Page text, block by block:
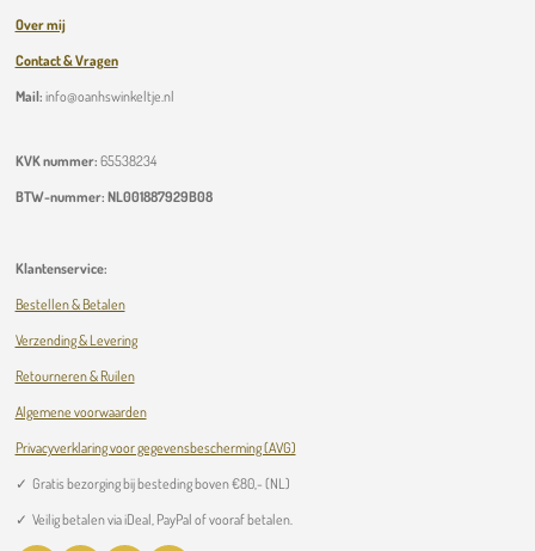
Over mij
Contact & Vragen
Mail: info@oanhswinkeltje.nl
KVK nummer: 65538234
BTW-nummer: NL001887929B08
Klantenservice:
Bestellen & Betalen
Verzending & Levering
Retourneren & Ruilen
Algemene voorwaarden
Privacyverklaring voor gegevensbescherming (AVG)
✓ Gratis bezorging bij besteding boven€80,- (NL)
✓ Veilig betalen via iDeal, PayPal of vooraf betalen.